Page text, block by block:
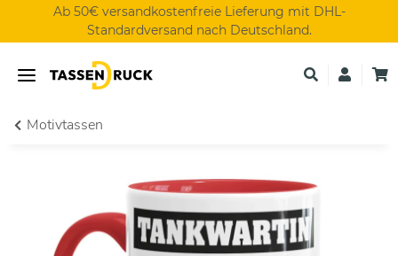
Ab 50€ versandkostenfreie Lieferung mit DHL-
Standardversand nach Deutschland.
Motivtassen